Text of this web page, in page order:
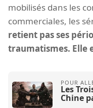
mobilisés dans les
commerciales, les
retient pas ses
traumatismes. Elle
Les
Chine